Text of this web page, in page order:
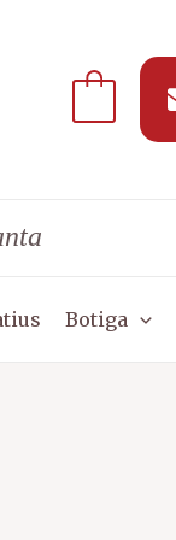
Botiga